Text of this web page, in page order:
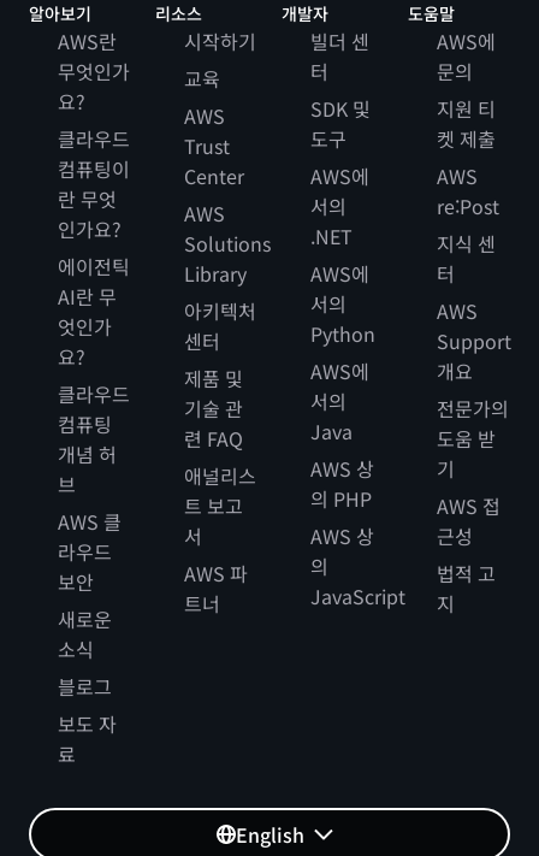
알아보기
AWS란
무엇인가
요?
클라우드
컴퓨팅이
란 무엇
인가요?
에이전틱
AI란 무
엇인가
요?
클라우드
컴퓨팅
개념 허
브
AWS 클
라우드
보안
새로운
소식
블로그
보도 자
료
리소스
시작하기
교육
AWS
Trust
Center
AWS
Solutions
Library
아키텍처
센터
제품 및
기술 관
련 FAQ
애널리스
트 보고
서
AWS 파
트너
개발자
빌더 센
터
SDK 및
도구
AWS에
서의
.NET
AWS에
서의
Python
AWS에
서의
Java
AWS 상
의 PHP
AWS 상
의
JavaScript
도움말
AWS에
문의
지원 티
켓 제출
AWS
re:Post
지식 센
터
AWS
Support
개요
전문가의
도움 받
기
AWS 접
근성
법적 고
지
English